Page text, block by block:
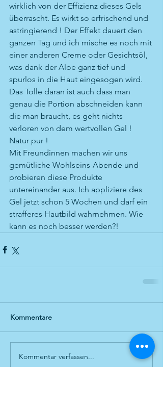
wirklich von der Effizienz dieses Gels
überrascht. Es wirkt so erfrischend und
astringierend ! Der Effekt dauert den
ganzen Tag und ich mische es noch mit
einer anderen Creme oder Gesichtsöl,
was dank der Aloe ganz tief und
spurlos in die Haut eingesogen wird.
Das Tolle daran ist auch dass man
genau die Portion abschneiden kann
die man braucht, es geht nichts
verloren von dem wertvollen Gel !
Natur pur !
Mit Freundinnen machen wir uns
gemütliche Wohlseins-Abende und
probieren diese Produkte
untereinander aus. Ich appliziere des
Gel jetzt schon 5 Wochen und darf ein
strafferes Hautbild wahrnehmen. Wie
kann es noch besser werden?!
Kommentare
Kommentar verfassen...